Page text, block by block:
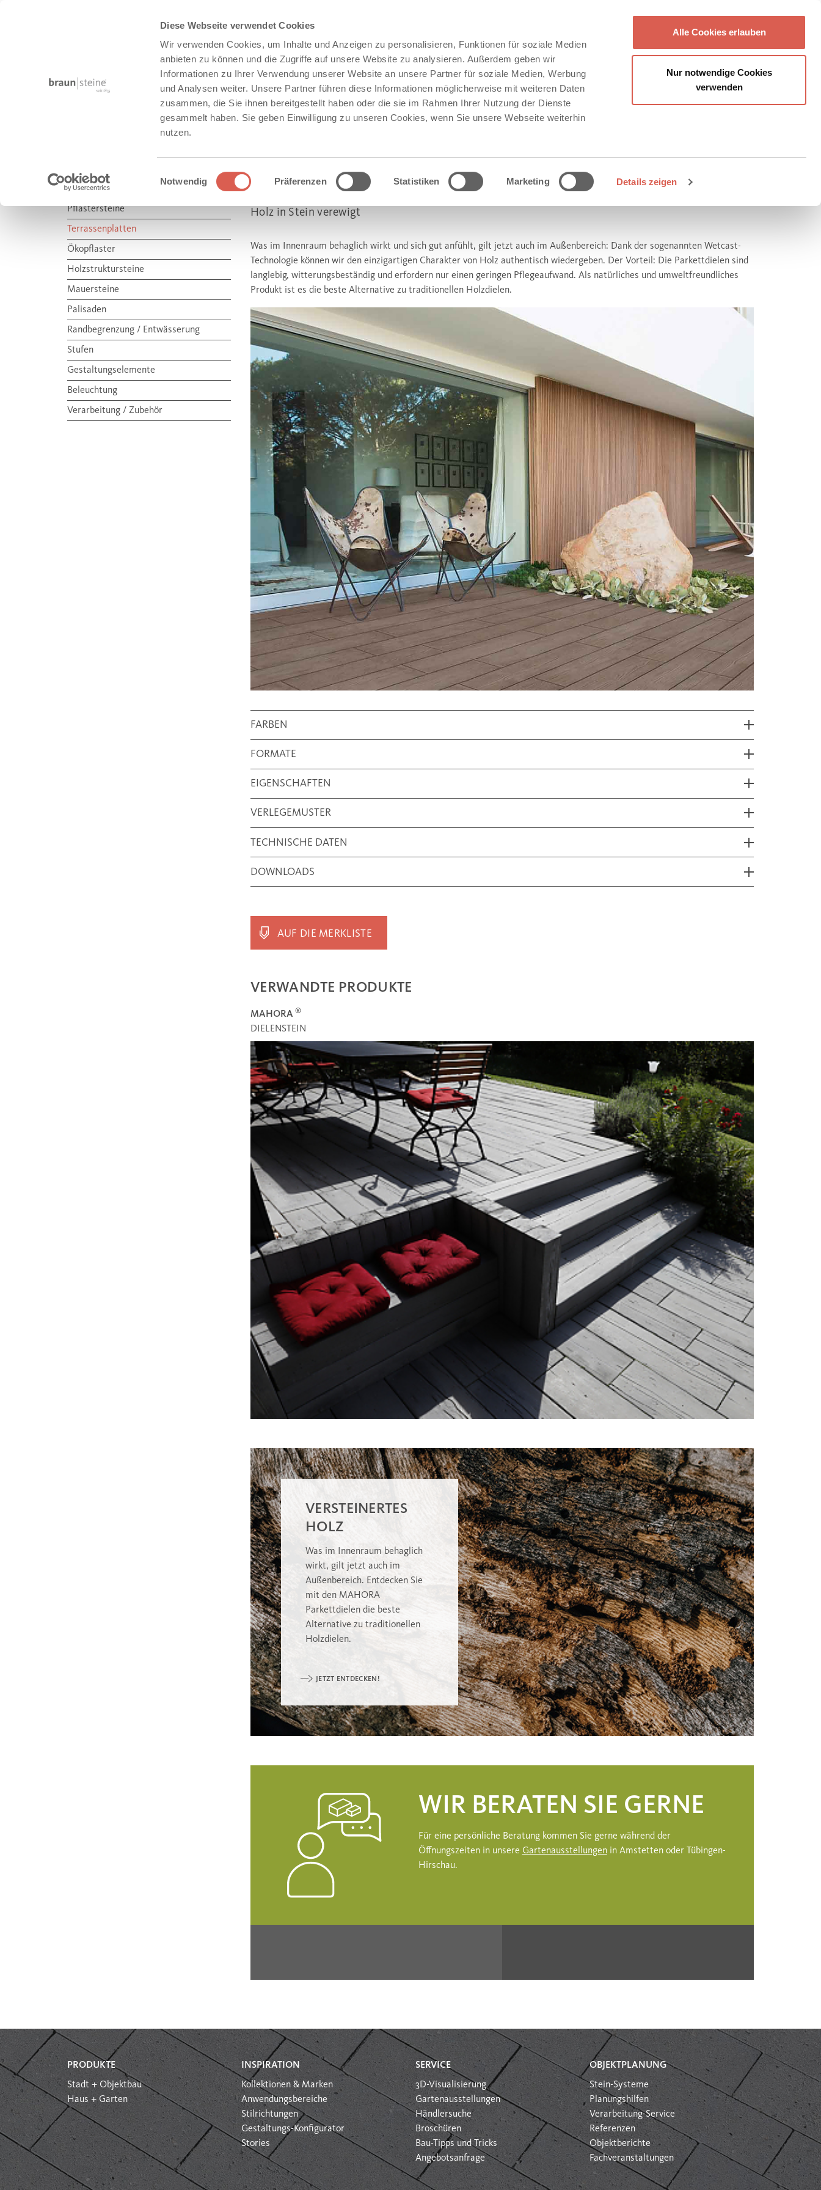
Diese Webseite verwendet Cookies
Wir verwenden Cookies, um Inhalte und Anzeigen zu personalisieren, Funktionen für soziale Medien
anbieten zu können und die Zugriffe auf unsere Website zu analysieren. Außerdem geben wir
Informationen zu Ihrer Verwendung unserer Website an unsere Partner für soziale Medien, Werbung
und Analysen weiter. Unsere Partner führen diese Informationen möglicherweise mit weiteren Daten
zusammen, die Sie ihnen bereitgestellt haben oder die sie im Rahmen Ihrer Nutzung der Dienste
gesammelt haben. Sie geben Einwilligung zu unseren Cookies, wenn Sie unsere Webseite weiterhin
nutzen.
Einwilligungsauswahl
Notwendig Präferenzen Statistiken Marketing Details zeigen
Alle Cookies erlauben
Nur notwendige Cookies
verwenden
HAUS + GARTEN
HAUS + GARTEN
Pflastersteine
Terrassenplatten
Ökopflaster
Holzstruktursteine
Mauersteine
Palisaden
Randbegrenzung / Entwässerung
Stufen
Gestaltungselemente
Beleuchtung
Verarbeitung / Zubehör
MAHORA®PARKETTDIELEN
Holz in Stein verewigt
Was im Innenraum behaglich wirkt und sich gut anfühlt, gilt jetzt auch im Außenbereich: Dank der sogenannten Wetcast-
Technologie können wir den einzigartigen Charakter von Holz authentisch wiedergeben. Der Vorteil: Die Parkettdielen sind
langlebig, witterungsbeständig und erfordern nur einen geringen Pflegeaufwand. Als natürliches und umweltfreundliches
Produkt ist es die beste Alternative zu traditionellen Holzdielen.
FARBEN
FORMATE
EIGENSCHAFTEN
VERLEGEMUSTER
TECHNISCHE DATEN
DOWNLOADS
AUF DIE MERKLISTE
VERWANDTE PRODUKTE
MAHORA ®
DIELENSTEIN
VERSTEINERTES
HOLZ
Was im Innenraum behaglich
wirkt, gilt jetzt auch im
Außenbereich. Entdecken Sie
mit den MAHORA
Parkettdielen die beste
Alternative zu traditionellen
Holzdielen.
JETZT ENTDECKEN!
WIR BERATEN SIE GERNE
Für eine persönliche Beratung kommen Sie gerne während der
Öffnungszeiten in unsere Gartenausstellungenin Amstetten oder Tübingen-
Hirschau.
PRODUKTE
Stadt + Objektbau
Haus + Garten
INSPIRATION
Kollektionen & Marken
Anwendungsbereiche
Stilrichtungen
Gestaltungs-Konfigurator
Stories
SERVICE
3D-Visualisierung
Gartenausstellungen
Händlersuche
Broschüren
Bau-Tipps und Tricks
Angebotsanfrage
OBJEKTPLANUNG
Stein-Systeme
Planungshilfen
Verarbeitung-Service
Referenzen
Objektberichte
Fachveranstaltungen